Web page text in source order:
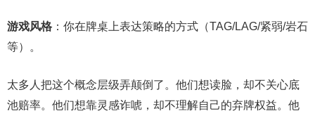
游戏风格 ：你在牌桌上表达策略的方式（TAG/LAG/紧弱/岩石
等）。
太多人把这个概念层级弄颠倒了。他们想读脸，却不关心底
池赔率。他们想靠灵感诈唬，却不理解自己的弃牌权益。他